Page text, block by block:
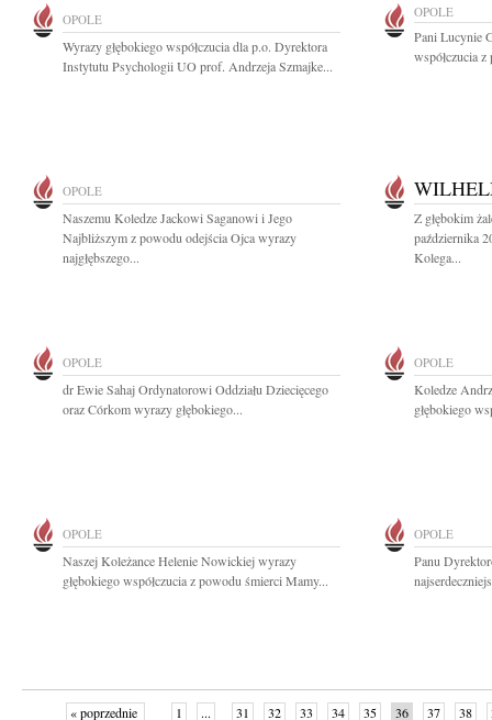
OPOLE
Wyrazy głębokiego współczucia dla p.o. Dyrektora
Instytutu Psychologii UO prof. Andrzeja Szmajke...
OPOLE
Pani Lucynie
współczucia
OPOLE
Naszemu Koledze Jackowi Saganowi i Jego
Najbliższym z powodu odejścia Ojca wyrazy
najgłębszego...
Z głębokim
października
Kolega...
OPOLE
dr Ewie Sahaj Ordynatorowi Oddziału Dziecięcego
oraz Córkom wyrazy głębokiego...
OPOLE
Koledze
głębokiego
OPOLE
Naszej Koleżance Helenie Nowickiej wyrazy
głębokiego współczucia z powodu śmierci Mamy...
OPOLE
Panu
« poprzednie 1 ... 31 32 33 34 35 36 37 38